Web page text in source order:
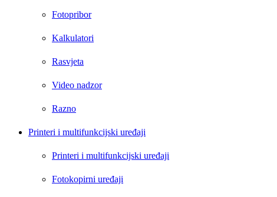
Fotopribor
Kalkulatori
Rasvjeta
Video nadzor
Razno
Printeri i multifunkcijski uređaji
Printeri i multifunkcijski uređaji
Fotokopirni uređaji